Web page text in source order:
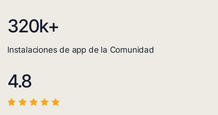
320k+
Instalaciones de app de la Comunidad
4.8